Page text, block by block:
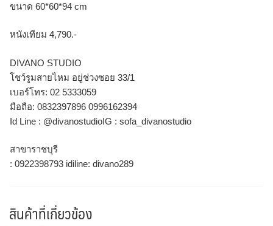
ขนาด 60*60*94 cm
หนังเทียม 4,790.-
DIVANO STUDIO
โชว์รูมสายไหม อยู่ช่วงซอย 33/1
เบอร์โทร: 02 5333059
มือถือ: 0832397896 0996162394
Id Line : @divanostudioIG : sofa_divanostudio
สาขาราชบุรี
: 0922398793 idiline: divano289
สินค้าที่เกี่ยวข้อง